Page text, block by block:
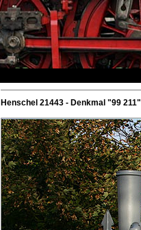
Henschel 21443 - Denkmal "99 211"